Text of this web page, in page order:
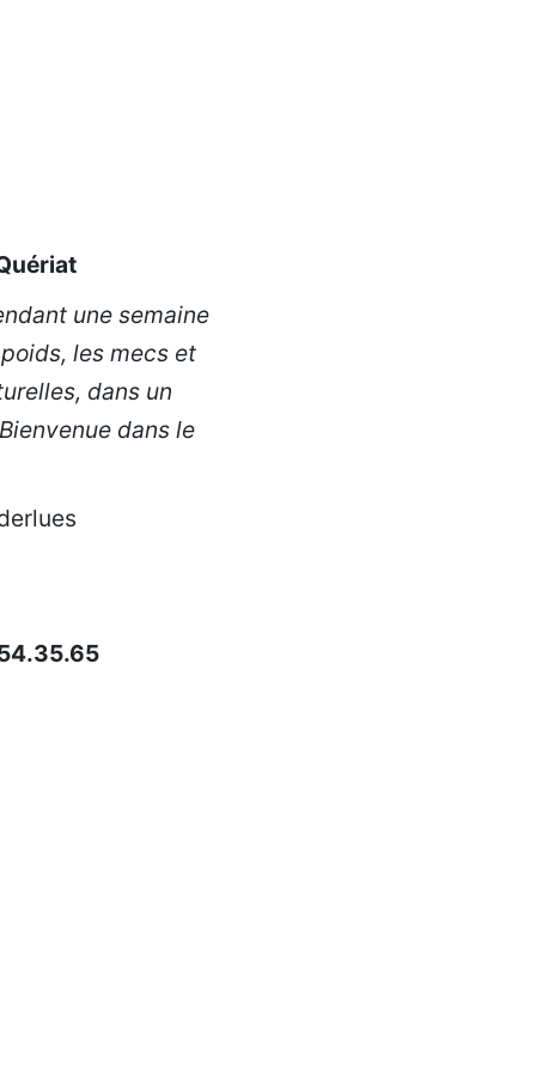
une semaine
les mecs et
dans un
dans le